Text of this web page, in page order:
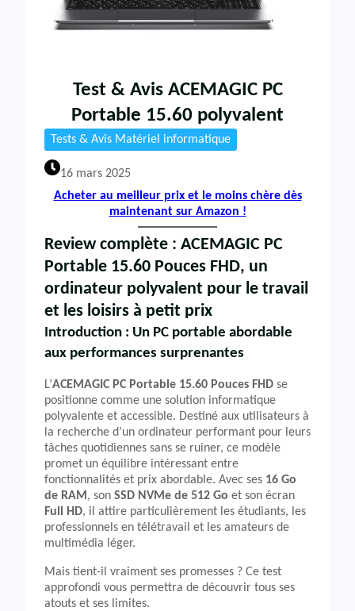
Test & Avis ACEMAGIC PC
Portable 15.60 polyvalent
Tests & Avis Matériel informatique
16 mars 2025
Acheter au meilleur prix et le moins chère dès
maintenant sur Amazon !
Review complète : ACEMAGIC PC
Portable 15.60 Pouces FHD, un
ordinateur polyvalent pour le travail
et les loisirs à petit prix
Introduction : Un PC portable abordable
aux performances surprenantes
L’ACEMAGIC PC Portable 15.60 Pouces FHD se
positionne comme une solution informatique
polyvalente et accessible. Destiné aux utilisateurs à
la recherche d’un ordinateur performant pour leurs
tâches quotidiennes sans se ruiner, ce modèle
promet un équilibre intéressant entre
fonctionnalités et prix abordable. Avec ses 16 Go
de RAM , son SSD NVMe de 512 Go et son écran
Full HD, il attire particulièrement les étudiants, les
professionnels en télétravail et les amateurs de
multimédia léger.
Mais tient-il vraiment ses promesses ? Ce test
approfondi vous permettra de découvrir tous ses
atouts et ses limites.